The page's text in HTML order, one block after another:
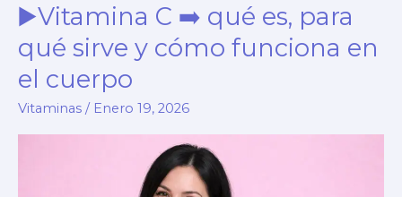
▶️Vitamina C ➡️ qué es, para
qué sirve y cómo funciona en
el cuerpo
Vitaminas / Enero 19, 2026